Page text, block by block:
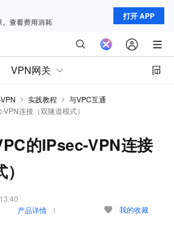
打开 APP
VPN网关
实践教程
与VPC互通
连接（双隧道模式）
的IPsec-VPN连接
产品详情 我的收藏